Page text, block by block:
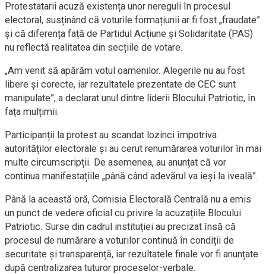
Protestatarii acuză existența unor nereguli în procesul
electoral, susținând că voturile formațiunii ar fi fost „fraudate”
și că diferența față de Partidul Acțiune și Solidaritate (PAS)
nu reflectă realitatea din secțiile de votare.
„Am venit să apărăm votul oamenilor. Alegerile nu au fost
libere și corecte, iar rezultatele prezentate de CEC sunt
manipulate”, a declarat unul dintre liderii Blocului Patriotic, în
fața mulțimii.
Participanții la protest au scandat lozinci împotriva
autorităților electorale și au cerut renumărarea voturilor în mai
multe circumscripții. De asemenea, au anunțat că vor
continua manifestațiile „până când adevărul va ieși la iveală”.
Până la această oră, Comisia Electorală Centrală nu a emis
un punct de vedere oficial cu privire la acuzațiile Blocului
Patriotic. Surse din cadrul instituției au precizat însă că
procesul de numărare a voturilor continuă în condiții de
securitate și transparență, iar rezultatele finale vor fi anunțate
după centralizarea tuturor proceselor-verbale.